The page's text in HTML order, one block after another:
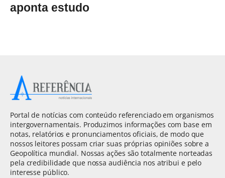
aponta estudo
Portal de notícias com conteúdo referenciado em organismos
intergovernamentais. Produzimos informações com base em
notas, relatórios e pronunciamentos oficiais, de modo que
nossos leitores possam criar suas próprias opiniões sobre a
Geopolítica mundial. Nossas ações são totalmente norteadas
pela credibilidade que nossa audiência nos atribui e pelo
interesse público.